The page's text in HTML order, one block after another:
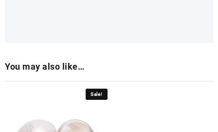
You may also like…
Sale!